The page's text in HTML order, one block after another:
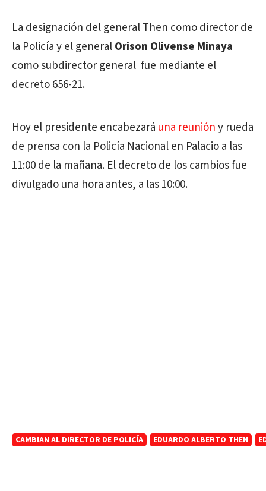
La designación del general Then como director de
la Policía y el generalOrison Olivense Minaya
como subdirector general fue mediante el
decreto 656-21.
Hoy el presidente encabezará una reunióny rueda
de prensa con la Policía Nacional en Palacio a las
11:00 de la mañana. El decreto de los cambios fue
divulgado una hora antes, a las 10:00.
CAMBIAN AL DIRECTOR DE POLICÍA EDUARDO ALBERTO THEN